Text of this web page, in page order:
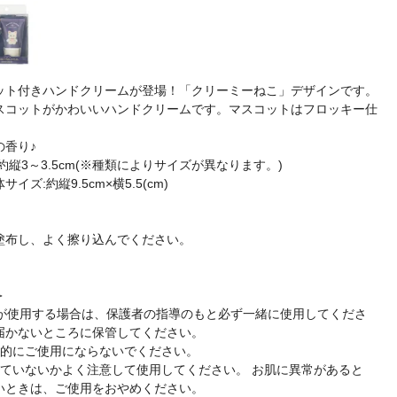
付きハンドクリームが登場！「クリーミーねこ」デザインです。
コットがかわいいハンドクリームです。マスコットはフロッキー仕
香り♪
縦3～3.5cm(※種類によりサイズが異なります。)
サイズ:約縦9.5cm×横5.5(cm)
し、よく擦り込んでください。
使用する場合は、保護者の指導のもと必ず一緒に使用してくださ
ないところに保管してください。
にご使用にならないでください。
いないかよく注意して使用してください。 お肌に異常があると
きは、ご使用をおやめください。